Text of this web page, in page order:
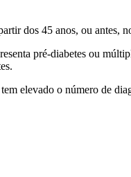
dos 45 anos, ou antes,
pré-diabetes ou
elevado o número de